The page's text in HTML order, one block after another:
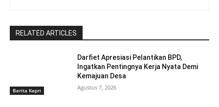
RELATED ARTICLES
Berita Kepri
Darfiet Apresiasi Pelantikan BPD,
Ingatkan Pentingnya Kerja Nyata Demi
Kemajuan Desa
Agustus 7, 2026